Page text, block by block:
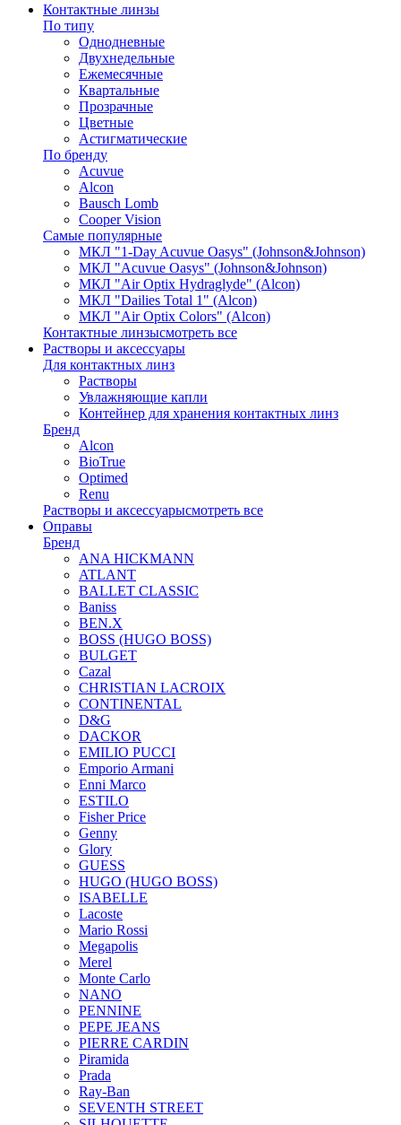
Контактные линзы
По типу
Однодневные
Двухнедельные
Ежемесячные
Квартальные
Прозрачные
Цветные
Астигматические
По бренду
Acuvue
Alcon
Bausch Lomb
Cooper Vision
Самые популярные
МКЛ "1-Day Acuvue Oasys" (Johnson&Johnson)
МКЛ "Acuvue Oasys" (Johnson&Johnson)
МКЛ "Air Optix Hydraglyde" (Alcon)
МКЛ "Dailies Total 1" (Alcon)
МКЛ "Air Optix Colors" (Alcon)
Контактные линзысмотреть все
Растворы и аксессуары
Для контактных линз
Растворы
Увлажняющие капли
Контейнер для хранения контактных линз
Бренд
Alcon
BioTrue
Optimed
Renu
Растворы и аксессуарысмотреть все
Оправы
Бренд
ANA HICKMANN
ATLANT
BALLET CLASSIC
Baniss
BEN.X
BOSS (HUGO BOSS)
BULGET
Cazal
CHRISTIAN LACROIX
CONTINENTAL
D&G
DACKOR
EMILIO PUCCI
Emporio Armani
Enni Marco
ESTILO
Fisher Price
Genny
Glory
GUESS
HUGO (HUGO BOSS)
ISABELLE
Lacoste
Mario Rossi
Megapolis
Merel
Monte Carlo
NANO
PENNINE
PEPE JEANS
PIERRE CARDIN
Piramida
Prada
Ray-Ban
SEVENTH STREET